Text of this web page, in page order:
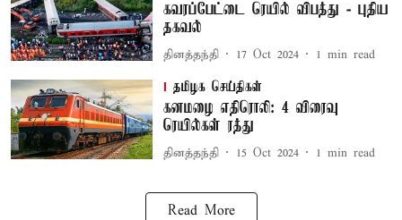
கவரப்பேட்டை ரெயில் விபத்து - புதிய
தகவல்
தினத்தந்தி 17 Oct 2024 1 min read
தமிழக செய்திகள்
கனமழை எதிரொலி: 4 விரைவு
ரெயில்கள் ரத்து
தினத்தந்தி 15 Oct 2024 1 min read
Read More